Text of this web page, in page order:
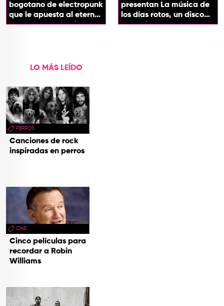
bogotano de electropunk
que le apuesta al eterno
presente con su álbum
presentan La música de
los días rotos, un disco
que salda una promesa
LO MÁS LEÍDO
PERROS
Canciones de rock
inspiradas en perros
CINE
Cinco películas para
recordar a Robin
Williams